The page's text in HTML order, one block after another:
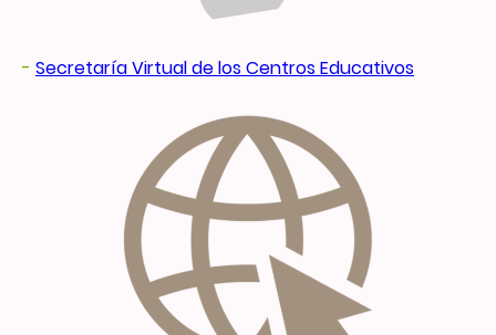
- Secretaría Virtual de los Centros Educativos